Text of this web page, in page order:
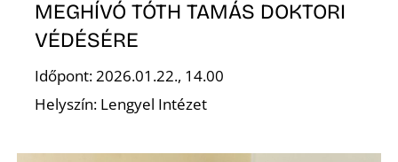
MEGHÍVÓ TÓTH TAMÁS DOKTORI
VÉDÉSÉRE
Időpont: 2026.01.22., 14.00
Helyszín: Lengyel Intézet